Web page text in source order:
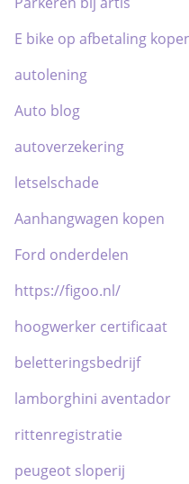
E bike op afbetaling
autolening
Auto blog
autoverzekering
letselschade
Aanhangwagen kopen
Ford onderdelen
https://figoo.nl/
hoogwerker certificaat
beletteringsbedrijf
lamborghini aventador
rittenregistratie
peugeot sloperij